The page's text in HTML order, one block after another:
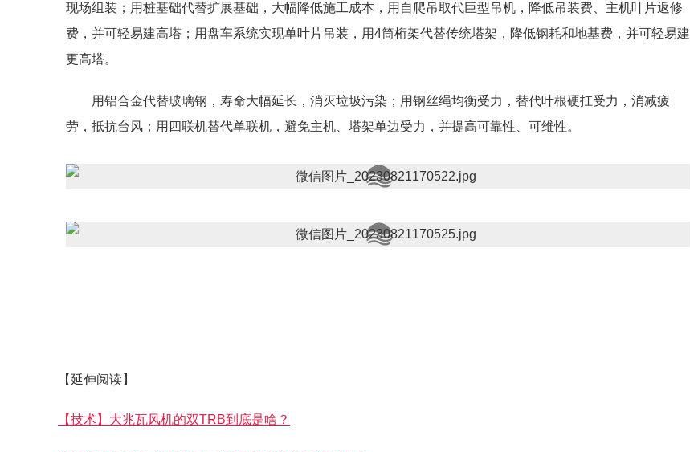
现场组装；用桩基础代替扩展基础，大幅降低施工成本，用自爬吊取代巨型吊机，降低吊装费、主机叶片返修
费，并可轻易建高塔；用盘车系统实现单叶片吊装，用4筒桁架代替传统塔架，降低钢耗和地基费，并可轻易建
更高塔。
用铝合金代替玻璃钢，寿命大幅延长，消灭垃圾污染；用钢丝绳均衡受力，替代叶根硬扛受力，消减疲
劳，抵抗台风；用四联机替代单联机，避免主机、塔架单边受力，并提高可靠性、可维性。
【延伸阅读】
【技术】大兆瓦风机的双TRB到底是啥？